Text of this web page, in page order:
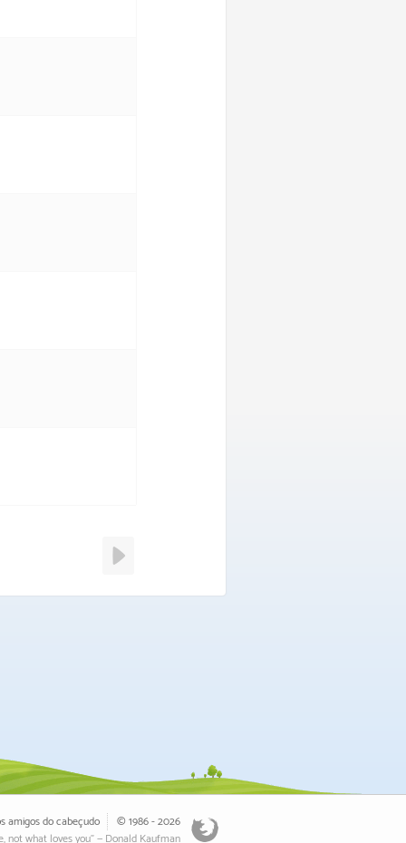
amigosdocabeçudo ©1986 - 2026
not what loves you" — Donald Kaufman